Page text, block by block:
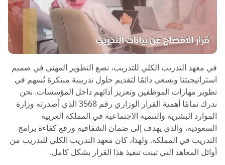
في معهد التدريب الكلي للتدريب، نضع التطوير المهني في صميم
استراتيجيتنا ونسعى دائمًا لتقديم حلول تدريبية مبتكرة تُسهم في
تطوير مهارات الموظفين وتعزيز أدائهم داخل المؤسسات. نحن
ندرك تمامًا أهمية القرار الوزاري رقم 3568 الذي أصدرته وزارة
الموارد البشرية والتنمية الاجتماعية في المملكة العربية
السعودية، والذي يهدف إلى ضمان الشفافية ورفع كفاءة برامج
التدريب في المملكة. ولهذا، كان معهد التدريب الكلي للتدريب من
أوائل المعاهد التي تبنت تنفيذ هذا القرار بشكل كامل.